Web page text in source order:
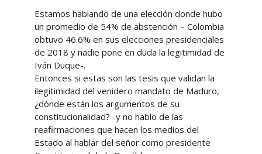
Estamos hablando de una elección donde hubo
un promedio de 54% de abstención – Colombia
obtuvo 46.6% en sus elecciones presidenciales
de 2018 y nadie pone en duda la legitimidad de
Iván Duque-.
Entonces si estas son las tesis que validan la
ilegitimidad del venidero mandato de Maduro,
¿dónde están los argumentos de su
constitucionalidad? -y no hablo de las
reafirmaciones que hacen los medios del
Estado al hablar del señor como presidente